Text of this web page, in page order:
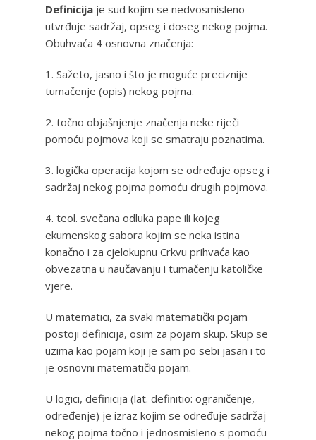
Definicija je sud kojim se nedvosmisleno
utvrđuje sadržaj, opseg i doseg nekog pojma.
Obuhvaća 4 osnovna značenja:
1. Sažeto, jasno i što je moguće preciznije
tumačenje (opis) nekog pojma.
2. točno objašnjenje značenja neke riječi
pomoću pojmova koji se smatraju poznatima.
3. logička operacija kojom se određuje opseg i
sadržaj nekog pojma pomoću drugih pojmova.
4. teol. svečana odluka pape ili kojeg
ekumenskog sabora kojim se neka istina
konačno i za cjelokupnu Crkvu prihvaća kao
obvezatna u naučavanju i tumačenju katoličke
vjere.
U matematici, za svaki matematički pojam
postoji definicija, osim za pojam skup. Skup se
uzima kao pojam koji je sam po sebi jasan i to
je osnovni matematički pojam.
U logici, definicija (lat. definitio: ograničenje,
određenje) je izraz kojim se određuje sadržaj
nekog pojma točno i jednosmisleno s pomoću